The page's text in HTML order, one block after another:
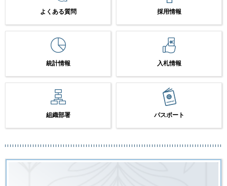
よくある質問 採用情報
統計情報 入札情報
組織部署 パスポート